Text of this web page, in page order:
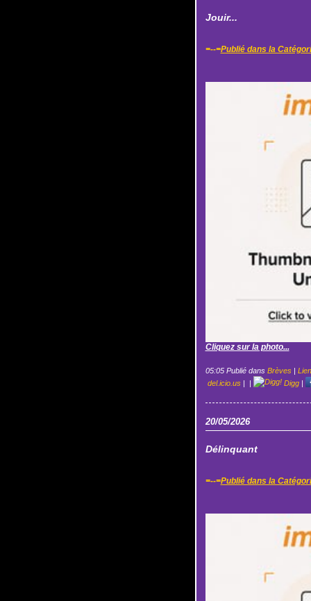
Jouir...
=--=Publié dans la
Cliquez sur la photo...
05:05 Publié dans Brèves |
del.icio.us | | Digg|
20/05/2026
Délinquant
=--=Publié dans la